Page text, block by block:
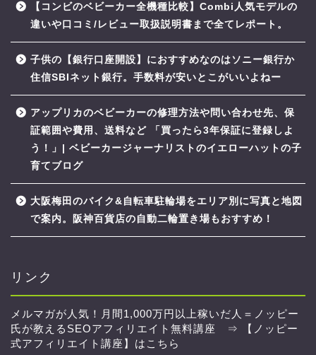
【コンビのベビーカー全機種比較】Combi人気モデルの
違いや口コミ/レビュー取扱説明書まで全てレポート。
子供の【銀行口座開設】におすすめなのはソニー銀行か
住信SBIネット銀行。手数料が安いとこがいいよねー
アップリカのベビーカーの修理方法や問い合わせ先、保
証範囲や費用、送料など 「買ったら3年保証に登録しよ
う！」| ベビーカージャーナリストのイエローハットの子
育てブログ
大阪梅田のバイク&自転車駐輪場をエリア別に写真と地図
で案内。阪神百貨店の自動二輪置き場もおすすめ！
リンク
メルマガが人気！月間1,000万円以上稼いだ人＝ノッピー
氏が教えるSEOアフィリエイト無料講座 ⇒
【ノッピー
式アフィリエイト講座】はこちら